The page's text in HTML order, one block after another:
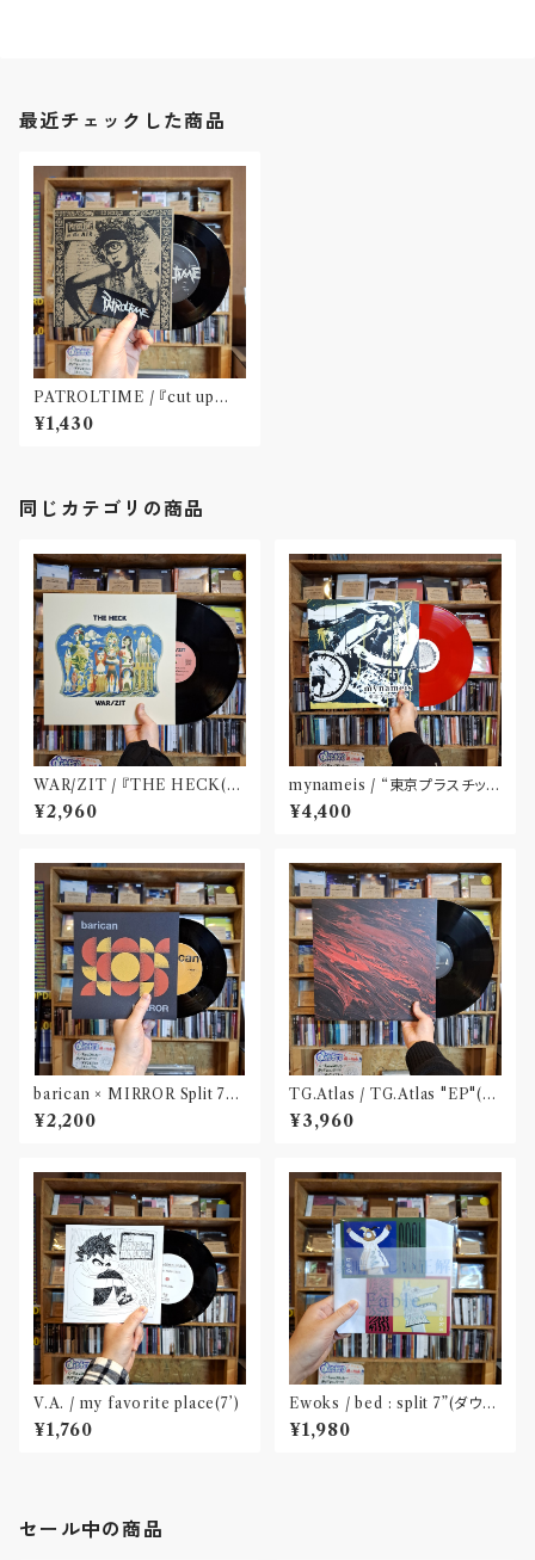
最近チェックした商品
PATROLTIME / 『cut up
(7")』※パッチ付
¥1,430
同じカテゴリの商品
WAR​/​ZIT​ / 『​THE HECK(​1
2")​』
¥2,960
mynameis / “東京プラスチッ
ク” LP(12 inch)
¥4,400
barican × MIRROR Split 7"
(DLコード付属)
¥2,200
TG.Atlas / TG.Atlas "EP"(12
inch)〝旭川〟
¥3,960
V.A. / my favorite place(7’)
¥1,760
Ewoks / bed : split 7”(ダウン
ロードコード付属)
¥1,980
セール中の商品